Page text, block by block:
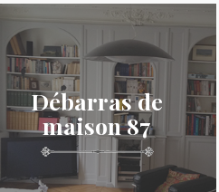
Débarras de
maison 87